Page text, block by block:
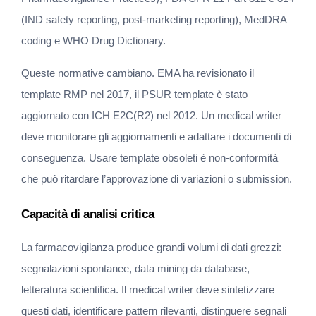
(IND safety reporting, post-marketing reporting), MedDRA
coding e WHO Drug Dictionary.
Queste normative cambiano. EMA ha revisionato il
template RMP nel 2017, il PSUR template è stato
aggiornato con ICH E2C(R2) nel 2012. Un medical writer
deve monitorare gli aggiornamenti e adattare i documenti di
conseguenza. Usare template obsoleti è non-conformità
che può ritardare l’approvazione di variazioni o submission.
Capacità di analisi critica
La farmacovigilanza produce grandi volumi di dati grezzi:
segnalazioni spontanee, data mining da database,
letteratura scientifica. Il medical writer deve sintetizzare
questi dati, identificare pattern rilevanti, distinguere segnali